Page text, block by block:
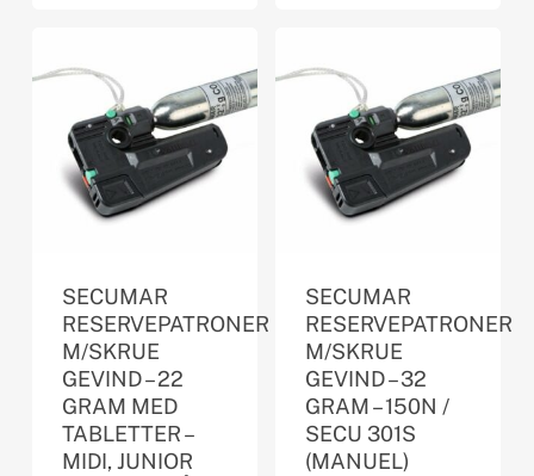
SECUMAR
RESERVEPATRONER
M/SKRUE
GEVIND – 22
GRAM MED
TABLETTER –
MIDI, JUNIOR
SECUMAR
RESERVEPATRONER
M/SKRUE
GEVIND – 32
GRAM – 150N /
SECU 301S
(MANUEL)